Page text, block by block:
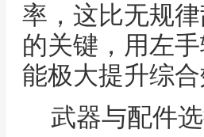
率，这比无规
的关键，用左
能极大提升综合
武器与配件